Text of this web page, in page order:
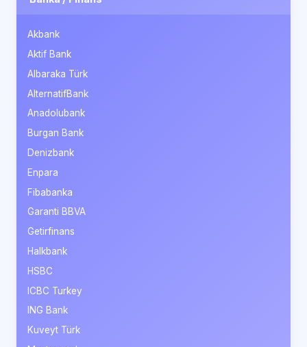
Akbank
Aktif Bank
Albaraka Türk
AlternatifBank
Anadolubank
Burgan Bank
Denizbank
Enpara
Fibabanka
Garanti BBVA
Getirfinans
Halkbank
HSBC
ICBC Turkey
ING Bank
Kuveyt Türk